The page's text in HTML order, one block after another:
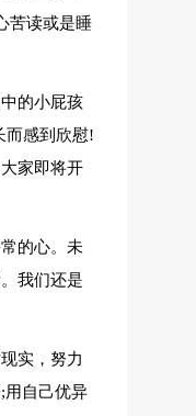
苦读或是睡
的小屁孩
而感到欣慰!
家即将开
的心。未
我们还是
实，努力
用自己优异